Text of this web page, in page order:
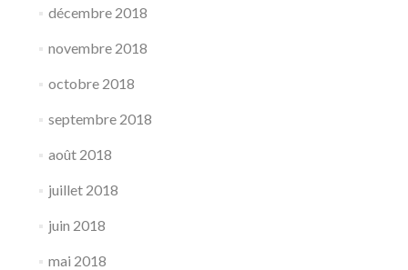
décembre 2018
novembre 2018
octobre 2018
septembre 2018
août 2018
juillet 2018
juin 2018
mai 2018